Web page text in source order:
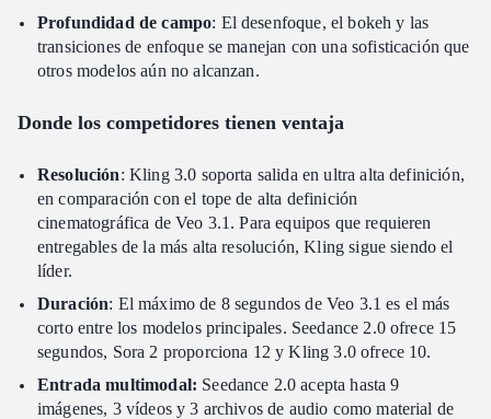
Profundidad de campo: El desenfoque, el bokeh y las
transiciones de enfoque se manejan con una sofisticación que
otros modelos aún no alcanzan.
Donde los competidores tienen ventaja
Resolución: Kling 3.0 soporta salida en ultra alta definición,
en comparación con el tope de alta definición
cinematográfica de Veo 3.1. Para equipos que requieren
entregables de la más alta resolución, Kling sigue siendo el
líder.
Duración: El máximo de 8 segundos de Veo 3.1 es el más
corto entre los modelos principales. Seedance 2.0 ofrece 15
segundos, Sora 2 proporciona 12 y Kling 3.0 ofrece 10.
Entrada multimodal: Seedance 2.0 acepta hasta 9
imágenes, 3 vídeos y 3 archivos de audio como material de